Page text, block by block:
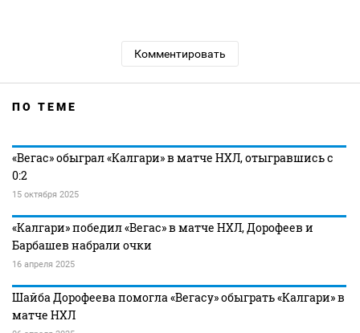
Комментировать
ПО ТЕМЕ
«Вегас» обыграл «Калгари» в матче НХЛ, отыгравшись с
0:2
15 октября 2025
«Калгари» победил «Вегас» в матче НХЛ, Дорофеев и
Барбашев набрали очки
16 апреля 2025
Шайба Дорофеева помогла «Вегасу» обыграть «Калгари» в
матче НХЛ